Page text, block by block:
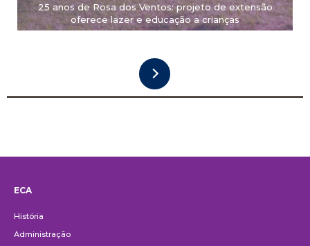
25 anos de Rosa dos Ventos: projeto de extensão
oferece lazer e educação a crianças
ECA
História
Administração